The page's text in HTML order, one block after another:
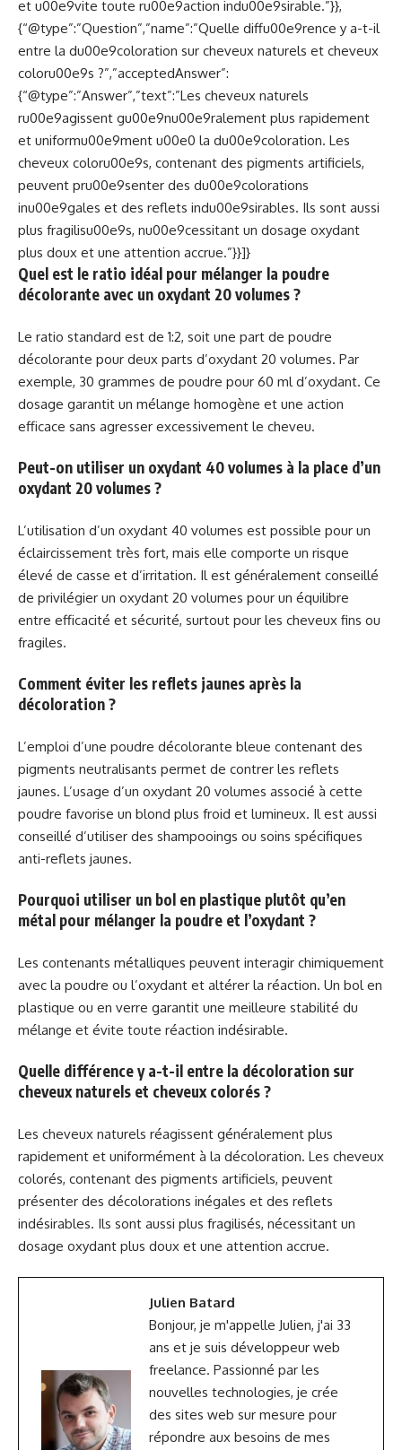
et u00e9vite toute ru00e9action indu00e9sirable.”}},
{“@type”:”Question”,”name”:”Quelle diffu00e9rence y a-t-il
entre la du00e9coloration sur cheveux naturels et cheveux
coloru00e9s ?”,”acceptedAnswer”:
{“@type”:”Answer”,”text”:”Les cheveux naturels
ru00e9agissent gu00e9nu00e9ralement plus rapidement
et uniformu00e9ment u00e0 la du00e9coloration. Les
cheveux coloru00e9s, contenant des pigments artificiels,
peuvent pru00e9senter des du00e9colorations
inu00e9gales et des reflets indu00e9sirables. Ils sont aussi
plus fragilisu00e9s, nu00e9cessitant un dosage oxydant
plus doux et une attention accrue.”}}]}
Quel est le ratio idéal pour mélanger la poudre
décolorante avec un oxydant 20 volumes ?
Le ratio standard est de 1:2, soit une part de poudre
décolorante pour deux parts d’oxydant 20 volumes. Par
exemple, 30 grammes de poudre pour 60 ml d’oxydant. Ce
dosage garantit un mélange homogène et une action
efficace sans agresser excessivement le cheveu.
Peut-on utiliser un oxydant 40 volumes à la place d’un
oxydant 20 volumes ?
L’utilisation d’un oxydant 40 volumes est possible pour un
éclaircissement très fort, mais elle comporte un risque
élevé de casse et d’irritation. Il est généralement conseillé
de privilégier un oxydant 20 volumes pour un équilibre
entre efficacité et sécurité, surtout pour les cheveux fins ou
fragiles.
Comment éviter les reflets jaunes après la
décoloration ?
L’emploi d’une poudre décolorante bleue contenant des
pigments neutralisants permet de contrer les reflets
jaunes. L’usage d’un oxydant 20 volumes associé à cette
poudre favorise un blond plus froid et lumineux. Il est aussi
conseillé d’utiliser des shampooings ou soins spécifiques
anti-reflets jaunes.
Pourquoi utiliser un bol en plastique plutôt qu’en
métal pour mélanger la poudre et l’oxydant ?
Les contenants métalliques peuvent interagir chimiquement
avec la poudre ou l’oxydant et altérer la réaction. Un bol en
plastique ou en verre garantit une meilleure stabilité du
mélange et évite toute réaction indésirable.
Quelle différence y a-t-il entre la décoloration sur
cheveux naturels et cheveux colorés ?
Les cheveux naturels réagissent généralement plus
rapidement et uniformément à la décoloration. Les cheveux
colorés, contenant des pigments artificiels, peuvent
présenter des décolorations inégales et des reflets
indésirables. Ils sont aussi plus fragilisés, nécessitant un
dosage oxydant plus doux et une attention accrue.
Julien Batard
Bonjour, je m'appelle Julien, j'ai 33
ans et je suis développeur web
freelance. Passionné par les
nouvelles technologies, je crée
des sites web sur mesure pour
répondre aux besoins de mes